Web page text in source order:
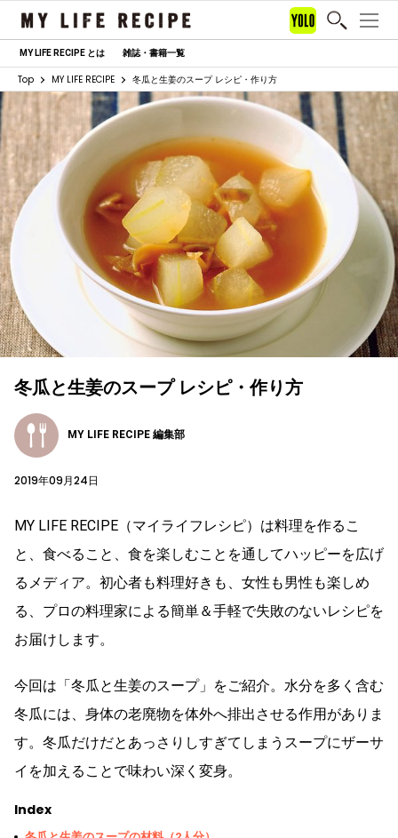
MY LIFE RECIPE とは 雑誌・書籍一覧
Top MY LIFE RECIPE 冬瓜と生姜のスープ レシピ・作り方
冬瓜と生姜のスープ レシピ・作り方
MY LIFE RECIPE 編集部
2019年09月24日
MY LIFE RECIPE（マイライフレシピ）は料理を作るこ
と、食べること、食を楽しむことを通してハッピーを広げ
るメディア。初心者も料理好きも、女性も男性も楽しめ
る、プロの料理家による簡単＆手軽で失敗のないレシピを
お届けします。
今回は「冬瓜と生姜のスープ」をご紹介。水分を多く含む
冬瓜には、身体の老廃物を体外へ排出させる作用がありま
す。冬瓜だけだとあっさりしすぎてしまうスープにザーサ
イを加えることで味わい深く変身。
Index